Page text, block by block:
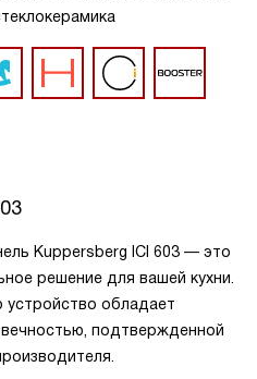
Kuppersberg ICI 603 — это
решение для вашей кухни.
устройство обладает
подтвержденной